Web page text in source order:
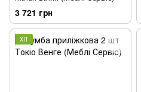
3 721 грн
ХІТ